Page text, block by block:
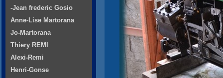
-Jean frederic Gosio
Anne-Lise Martorana
Jo-Martorana
Thiery REMI
Alexi-Remi
Henri-Gonse